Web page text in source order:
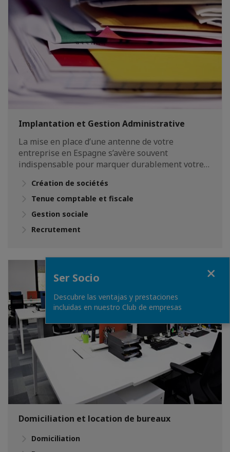
Implantation et Gestion Administrative
La mise en place d’une antenne de votre
entreprise en Espagne s’avère souvent
indispensable pour marquer durablement votre…
Création de sociétés
Tenue comptable et fiscale
Gestion sociale
Recrutement
Domiciliation et location de bureaux
Domiciliation
Ser Socio
Descubre las ventajas y prestaciones
incluidas en nuestro Club de empresas